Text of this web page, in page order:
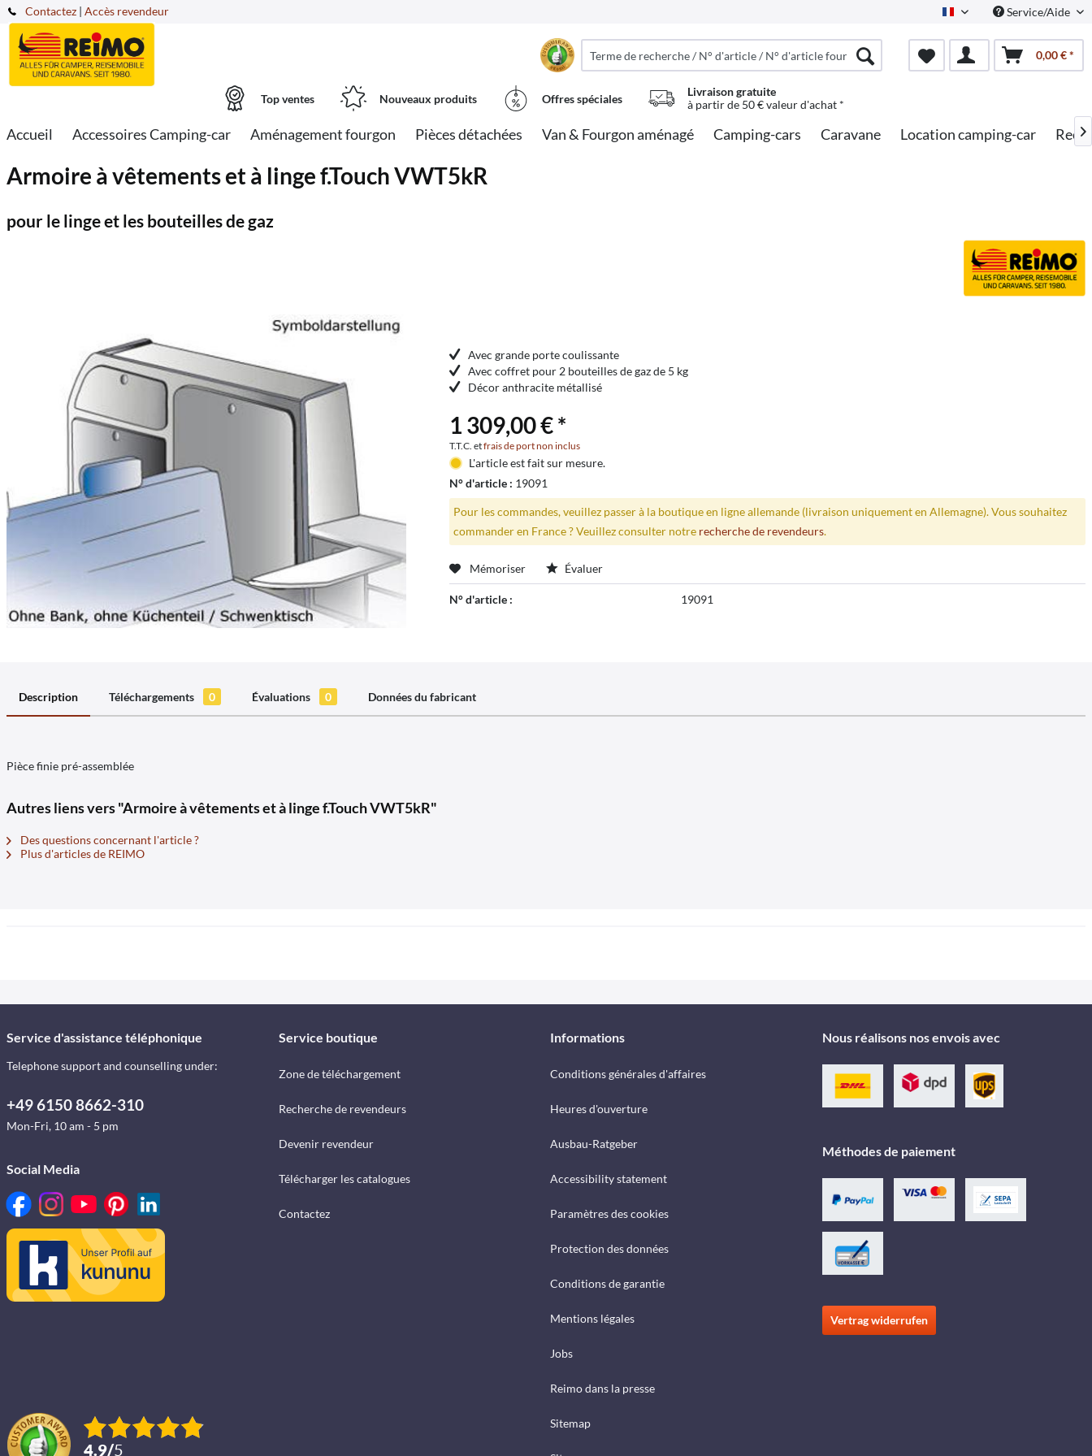
Contactez French Service/Aide
| Accès revendeur
0,00 € *
Top ventes Nouveaux produits Offres spéciales
Livraison gratuite
à partir de 50 € valeur d'achat *
Accueil Accessoires Camping-car Aménagement fourgon Pièces détachées Van & Fourgon aménagé Camping-cars Caravane Location camping-car 
Armoire à vêtements et à linge f.Touch VWT5kR
pour le linge et les bouteilles de gaz
Avec grande porte coulissante
Avec coffret pour 2 bouteilles de gaz de 5 kg
Décor anthracite métallisé
1 309,00 € *
T.T.C. etfrais de port non inclus
L'article est fait sur mesure.
N° d'article : 19091
Pour les commandes, veuillez passer à la boutique en ligne allemande (livraison uniquement en Allemagne). Vous souhaitez
commander en France ? Veuillez consulter notre recherche de revendeurs.
Mémoriser Évaluer
N° d'article : 19091
Description Téléchargements 0 Évaluations 0 Données du fabricant
Pièce finie pré-assemblée
Autres liens vers "Armoire à vêtements et à linge f.Touch VWT5kR"
Des questions concernant l'article ?
Plus d'articles de REIMO
Service d'assistance téléphonique
Telephone support and counselling under:
+49 6150 8662-310
Mon-Fri, 10 am - 5 pm
Social Media
4.9/5
Service boutique
Zone de téléchargement
Recherche de revendeurs
Devenir revendeur
Télécharger les catalogues
Contactez
Informations
Conditions générales d'affaires
Heures d'ouverture
Ausbau-Ratgeber
Accessibility statement
Paramètres des cookies
Protection des données
Conditions de garantie
Mentions légales
Jobs
Reimo dans la presse
Sitemap
Nous réalisons nos envois avec
Méthodes de paiement
Vertrag widerrufen